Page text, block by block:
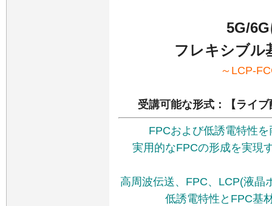
5G/
フレキシブル
～LCP-
受講可能な形式：【ライ
FPCおよび低誘電特性
実用的なFPCの形成を実現
高周波伝送、FPC、LCP(液晶
低誘電特性とFPC基